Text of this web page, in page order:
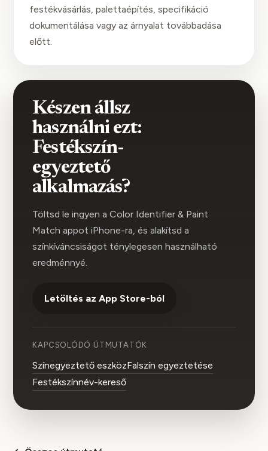
festékvásárlás, palettaépítés, specifikáció
dokumentálása vagy az árnyalat továbbadása
előtt.
Készen állsz
használni ezt:
Festékszín-
egyeztető
alkalmazás?
Töltsd le ingyen a Color Identifier & Paint
Match appot iPhone-ra, és alakítsd a
színkíváncsiságot ténylegesen használható
eredménnyé.
Letöltés az App Store-ból
KAPCSOLÓDÓ ÚTMUTATÓK
Színegyeztető eszközFalszín egyeztetése
Festékszínnév-kereső